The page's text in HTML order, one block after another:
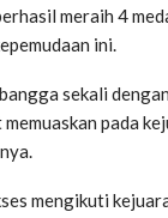
meraih 4
ini.
sekali
pada
mengikuti